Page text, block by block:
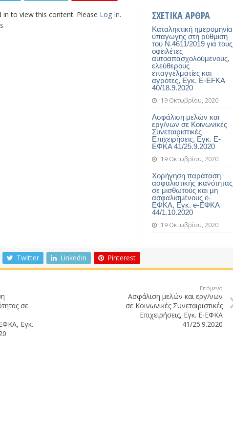
ΣΧΕΤΙΚΑ ΑΡΘΡΑ
Καταληκτική ημερομηνία
υπαγωγής στη ρύθμιση
του Ν.4611/2019 για τους
οφειλέτες
αυτοαπασχολούμενους,
ελεύθερους
επαγγελματίες και
αγρότες, Εγκ. E-EFKA
40/18.9.2020
19 Οκτωβρίου, 2020
Ασφάλιση μελών και
εργ/νων σε Κοινωνικές
Συνεταιριστικές
Επιχειρήσεις, Εγκ. E-
ΕΦΚΑ 41/25.9.2020
19 Οκτωβρίου, 2020
Χορήγηση παράταση
ασφαλιστικής ικανότητας
σε μισθωτούς και μη
ασφαλισμένους e-
ΕΦΚΑ, Εγκ. e-ΕΦΚΑ
44/1.10.2020
19 Οκτωβρίου, 2020
in to view this content. Please Log In.
Twitter LinkedIn Pinterest
σε
Εγκ.
Επόμενο
Ασφάλιση μελών και εργ/νων
σε Κοινωνικές Συνεταιριστικές
Επιχειρήσεις, Εγκ. E-ΕΦΚΑ
41/25.9.2020